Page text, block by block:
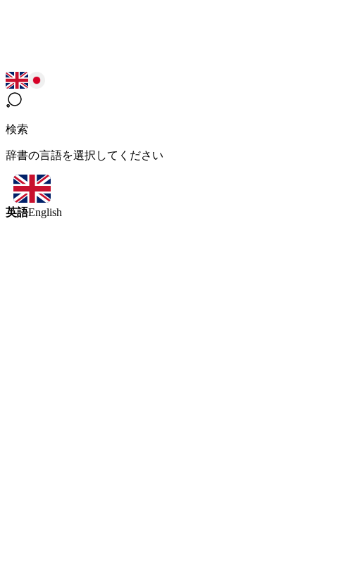
検索
辞書の言語を選択してください
英語English